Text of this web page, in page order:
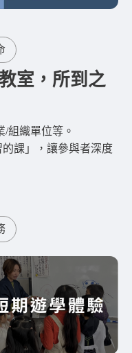
室，所到之
組織單位等。
課」，讓參與者深度